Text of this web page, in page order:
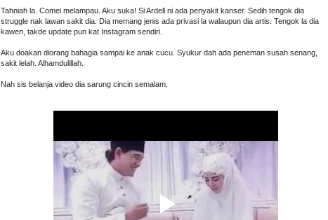
Tahniah la. Comei melampau. Aku suka! Si Ardell ni ada penyakit kanser. Sedih tengok dia
struggle nak lawan sakit dia. Dia memang jenis ada privasi la walaupun dia artis. Tengok la dia
kawen, takde update pun kat Instagram sendiri.
Aku doakan diorang bahagia sampai ke anak cucu. Syukur dah ada peneman susah senang,
sakit lelah. Alhamdulillah.
Nah sis belanja video dia sarung cincin semalam.